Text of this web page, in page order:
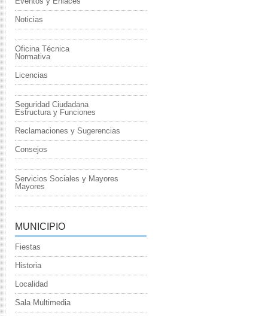
Noticias
Oficina Técnica
Normativa
Licencias
Seguridad Ciudadana
Estructura y Funciones
Reclamaciones y Sugerencias
Consejos
Servicios Sociales y Mayores
Mayores
MUNICIPIO
Fiestas
Historia
Localidad
Sala Multimedia